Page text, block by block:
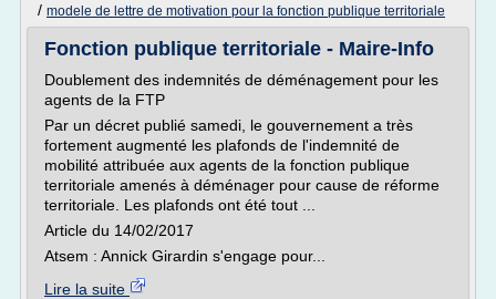
/ modele de lettre de motivation pour la fonction publique territoriale
Fonction publique territoriale - Maire-Info
Doublement des indemnités de déménagement pour les
agents de la FTP
Par un décret publié samedi, le gouvernement a très
fortement augmenté les plafonds de l'indemnité de
mobilité attribuée aux agents de la fonction publique
territoriale amenés à déménager pour cause de réforme
territoriale. Les plafonds ont été tout ...
Article du 14/02/2017
Atsem : Annick Girardin s'engage pour...
Lire la suite